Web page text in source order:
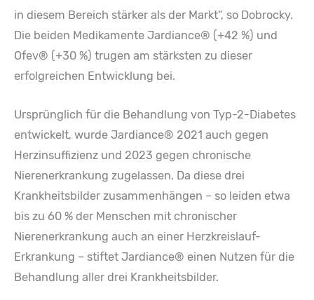
in diesem Bereich stärker als der Markt“, so Dobrocky.
Die beiden Medikamente Jardiance® (+42 %) und
Ofev® (+30 %) trugen am stärksten zu dieser
erfolgreichen Entwicklung bei.
Ursprünglich für die Behandlung von Typ-2-Diabetes
entwickelt, wurde Jardiance® 2021 auch gegen
Herzinsuffizienz und 2023 gegen chronische
Nierenerkrankung zugelassen. Da diese drei
Krankheitsbilder zusammenhängen – so leiden etwa
bis zu 60 % der Menschen mit chronischer
Nierenerkrankung auch an einer Herzkreislauf-
Erkrankung – stiftet Jardiance® einen Nutzen für die
Behandlung aller drei Krankheitsbilder.